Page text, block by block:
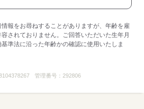
報をお尋ねすることがありますが、年齢を雇
されておりません。ご回答いただいた生年月
準法に沿った年齢かの確認に使用いたしま
管理番号： 292806